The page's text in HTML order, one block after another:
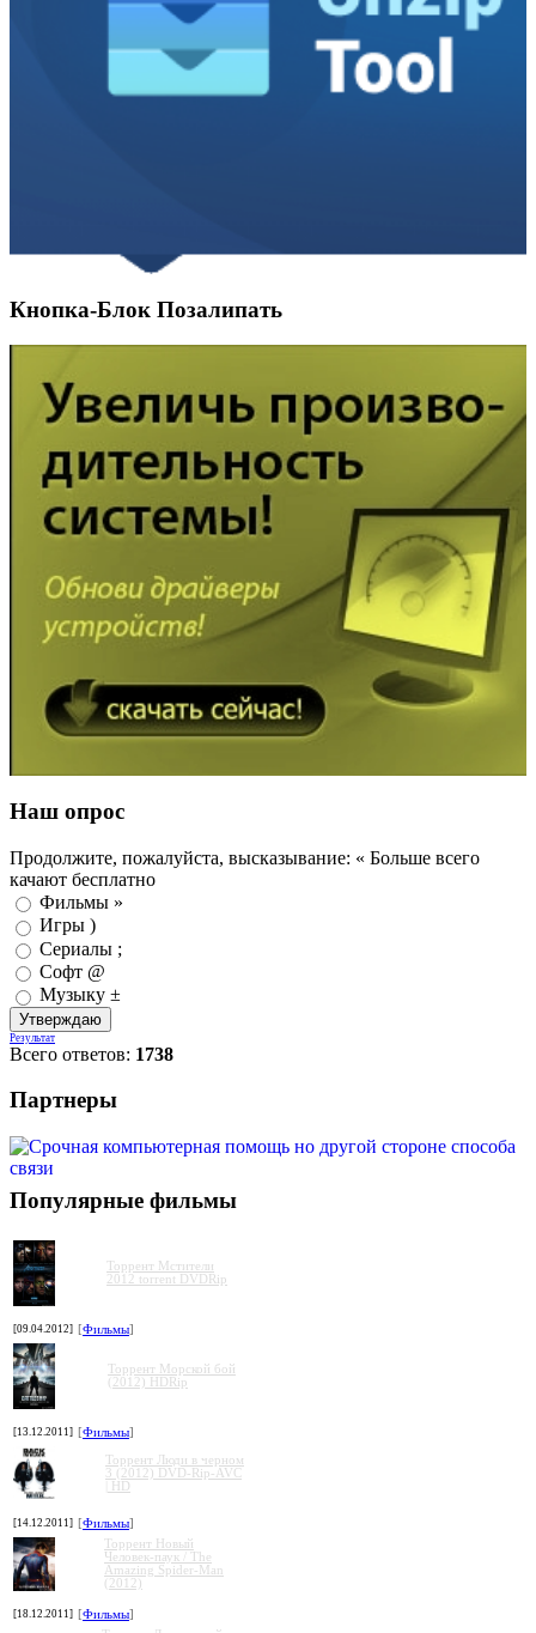
Кнопка-Блок Позалипать
Наш опрос
Продолжите, пожалуйста, высказывание: « Больше всего
качают бесплатно
Фильмы »
Игры )
Сериалы ;
Софт @
Музыку ±
Результат
Всего ответов: 1738
Партнеры
Популярные фильмы
Торрент Мстители
2012 torrent DVDRip
[09.04.2012] [Фильмы]
Торрент Морской бой
(2012) HDRip
[13.12.2011] [Фильмы]
Торрент Люди в черном
3 (2012) DVD-Rip-AVC
| HD
[14.12.2011] [Фильмы]
Торрент Новый
Человек-паук / The
Amazing Spider-Man
(2012)
[18.12.2011] [Фильмы]